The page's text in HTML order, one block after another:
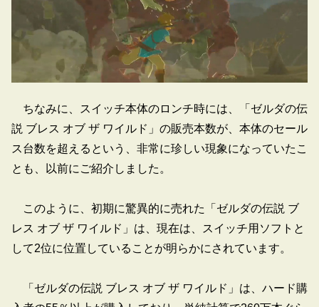
ちなみに、スイッチ本体のロンチ時には、「ゼルダの伝
説 ブレス オブ ザ ワイルド」の販売本数が、本体のセール
ス台数を超えるという、非常に珍しい現象になっていたこ
とも、以前にご紹介しました。
このように、初期に驚異的に売れた「ゼルダの伝説 ブ
レス オブ ザ ワイルド」は、現在は、スイッチ用ソフトと
して2位に位置していることが明らかにされています。
「ゼルダの伝説 ブレス オブ ザ ワイルド」は、ハード購